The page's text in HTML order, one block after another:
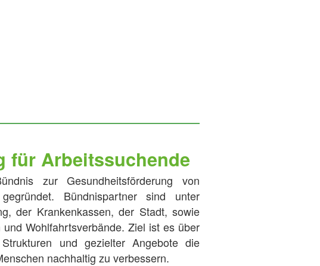
für Arbeitssuchende
zur Gesundheitsförderung von
Bündnispartner sind unter
der Krankenkassen, der Stadt, sowie
Wohlfahrtsverbände. Ziel ist es über
und gezielter Angebote die
nachhaltig zu verbessern.